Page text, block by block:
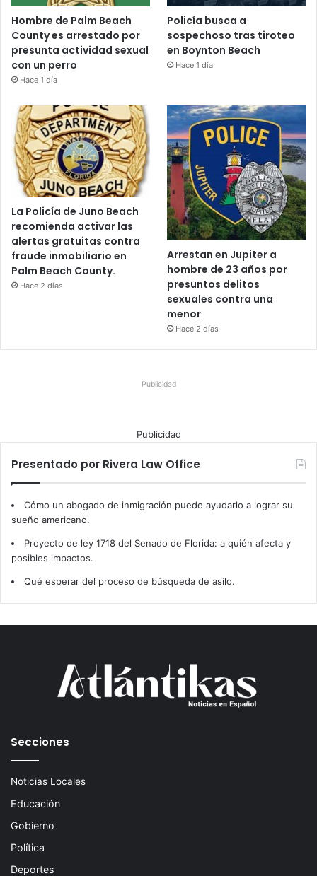
Hombre de Palm Beach
County es arrestado por
presunta actividad sexual
con un perro
Hace 1 día
Policía busca a
sospechoso tras tiroteo
en Boynton Beach
Hace 1 día
La Policía de Juno Beach
recomienda activar las
alertas gratuitas contra
fraude inmobiliario en
Palm Beach County.
Hace 2 días
Arrestan en Jupiter a
hombre de 23 años por
presuntos delitos
sexuales contra una
menor
Hace 2 días
Publicidad
Publicidad
Presentado por Rivera Law Office
Cómo un abogado de inmigración puede ayudarlo a lograr su
sueño americano.
Proyecto de ley 1718 del Senado de Florida: a quién afecta y
posibles impactos.
Qué esperar del proceso de búsqueda de asilo.
Secciones
Noticias Locales
Educación
Gobierno
Política
Deportes